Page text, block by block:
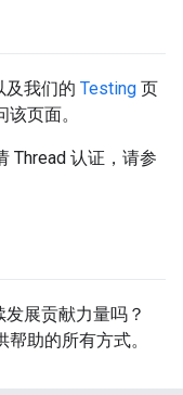
及我们的 Testing 页
页面。
Thread 认证，请参
展贡献力量吗？
助的所有方式。